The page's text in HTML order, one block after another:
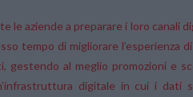
le aziende a preparare i loro canali
tempo di migliorare l’esperienza
gestendo al meglio promozioni e
digitale in cui i dati